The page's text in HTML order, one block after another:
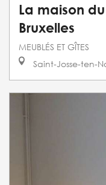
La maison
Bruxelles
MEUBLÉS ET GÎTES
Saint-Josse-ten-